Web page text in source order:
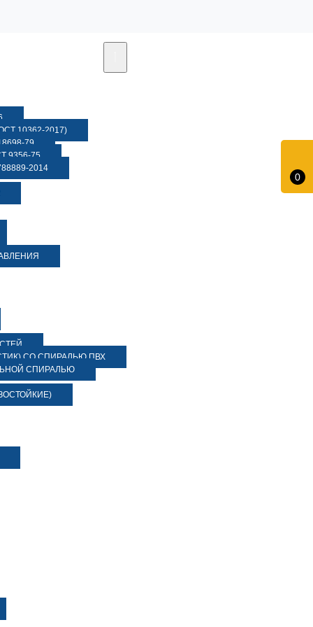
0
10362-2017)
79
9356-75
2014
СО СПИРАЛЬЮ ПВХ
СПИРАЛЬЮ